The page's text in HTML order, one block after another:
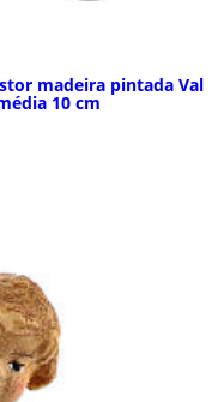
madeira pintada Val
10 cm